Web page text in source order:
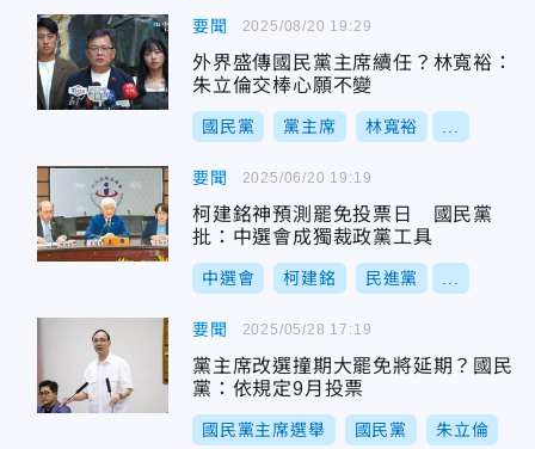
要聞
外界盛傳國民黨主席續任？林寬裕：
朱立倫交棒心願不變
國民黨 黨主席 林寬裕
2025/08/20 19:29
要聞
柯建銘神預測罷免投票日 國民黨
批：中選會成獨裁政黨工具
中選會 柯建銘 民進黨
2025/06/20 19:19
要聞
黨主席改選撞期大罷免將延期？國民
黨：依規定9月投票
國民黨主席選舉 國民黨 朱立倫
2025/05/28 17:19